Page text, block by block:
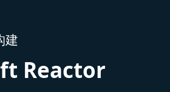
建
Reactor